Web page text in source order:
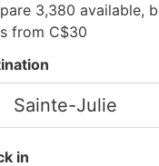
3,380 available,
from C$30
in